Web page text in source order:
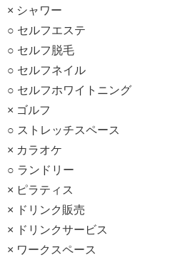
× シャワー
○ セルフエステ
○ セルフ脱毛
○ セルフネイル
○ セルフホワイトニング
× ゴルフ
○ ストレッチスペース
× カラオケ
○ ランドリー
× ピラティス
× ドリンク販売
× ドリンクサービス
× ワークスペース